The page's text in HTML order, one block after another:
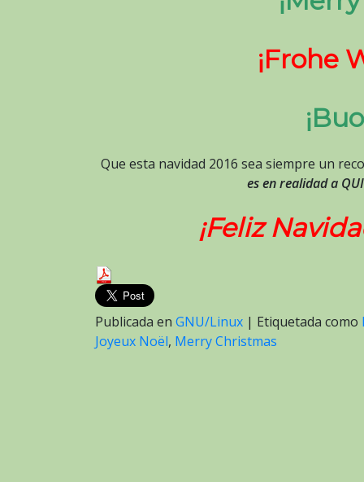
¡Frohe
Que esta navidad 2016 sea siempre un
es en realidad a
¡Feliz
Publicada en GNU/Linux | Etiquetada como
Joyeux Noël, Merry Christmas